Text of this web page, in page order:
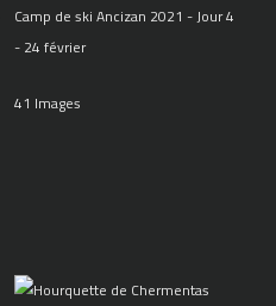
Camp de ski Ancizan 2021 - Jour 4
- 24 février
41 Images